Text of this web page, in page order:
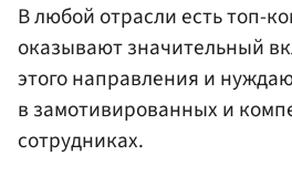
В любой отрасли есть топ-
оказывают значительный
этого направления и
в замотивированных и
сотрудниках.